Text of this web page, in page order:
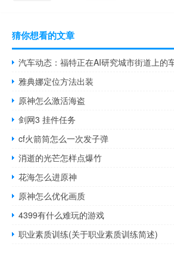
猜你想看的文章
雅典娜定位方法出装
原神怎么激活海盗
剑网3 挂件任务
cf火箭筒怎么一次发子弹
消逝的光芒怎样点爆竹
花海怎么进原神
原神怎么优化画质
4399有什么难玩的游戏
职业素质训练(关于职业素质训练简述)